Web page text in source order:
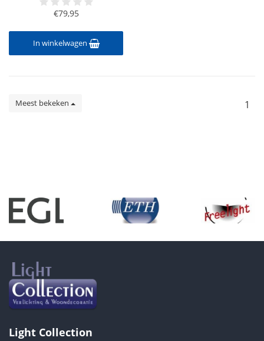
€79,95
In winkelwagen
Meest bekeken 1
Light Collection